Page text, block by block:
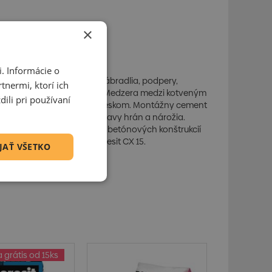
a plastu ako sú: mreže, zábradlia, podpery,
cementových omietok. Medzera medzi kotveným
CX 5 s kremičitým pieskom. Montážny cement
vyplňovanie dutín a opravy hrán a nárožia.
pre čiastkové utesnenie betónových konštrukcií
montážnu maltu Ceresit CX 15.
grátis od 15ks
×
Informácie o
ktorí ich
pri používaní
VŠETKO